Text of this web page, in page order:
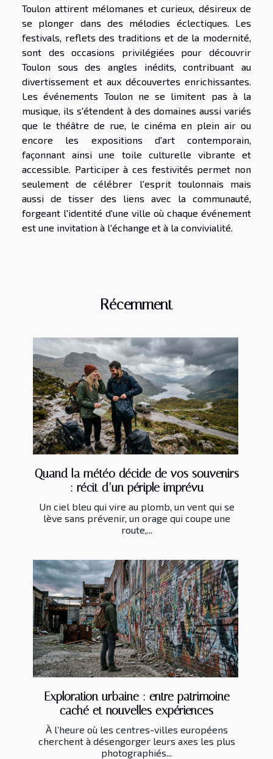
Toulon attirent mélomanes et curieux, désireux de
se plonger dans des mélodies éclectiques. Les
festivals, reflets des traditions et de la modernité,
sont des occasions privilégiées pour découvrir
Toulon sous des angles inédits, contribuant au
divertissement et aux découvertes enrichissantes.
Les événements Toulon ne se limitent pas à la
musique, ils s'étendent à des domaines aussi variés
que le théâtre de rue, le cinéma en plein air ou
encore les expositions d'art contemporain,
façonnant ainsi une toile culturelle vibrante et
accessible. Participer à ces festivités permet non
seulement de célébrer l'esprit toulonnais mais
aussi de tisser des liens avec la communauté,
forgeant l'identité d'une ville où chaque événement
est une invitation à l'échange et à la convivialité.
Récemment
Quand la météo décide de vos souvenirs
: récit d’un périple imprévu
Un ciel bleu qui vire au plomb, un vent qui se
lève sans prévenir, un orage qui coupe une
route,...
Exploration urbaine : entre patrimoine
caché et nouvelles expériences
À l’heure où les centres-villes européens
cherchent à désengorger leurs axes les plus
photographiés...